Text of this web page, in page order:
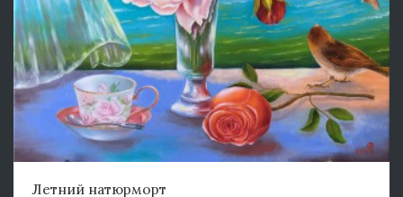
Летний натюрморт